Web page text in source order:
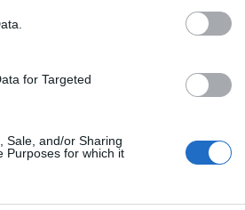
for Targeted
Sale, and/or Sharing
Purposes for which it
porque o produto não
entre outros canais, na